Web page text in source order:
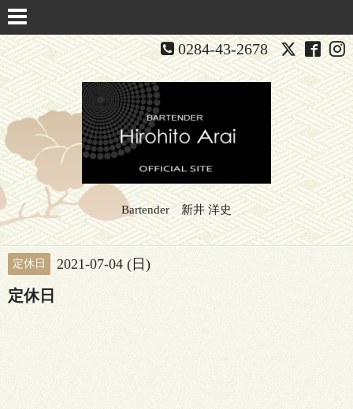
0284-43-2678
Bartender 新井 洋史
定休日 2021-07-04 (日)
定休日